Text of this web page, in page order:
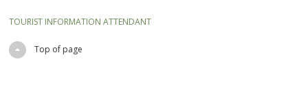
TOURIST INFORMATION ATTENDANT
Top of page